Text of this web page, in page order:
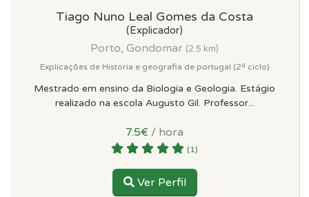
Tiago Nuno Leal Gomes da Costa
(Explicador)
Porto, Gondomar (2.5 km)
Explicações de Historia e geografia de portugal (2º ciclo)
Mestrado em ensino da Biologia e Geologia. Estágio
realizado na escola Augusto Gil. Professor...
7.5€ / hora
(1)
Ver Perfil